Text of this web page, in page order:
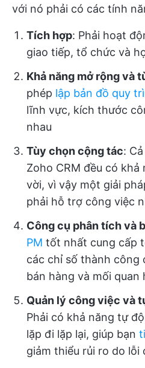
với nó phải có các tính
Tích hợp: Phải hoạt
giao tiếp, tổ chức và
Khả năng mở rộng và
phép lập bản đồ quy
lĩnh vực, kích thước
nhau
Tùy chọn cộng tác: Cả
Zoho CRM đều có
vời, vì vậy một giải
phải hỗ trợ công việc
Công cụ phân tích và
PM tốt nhất cung cấp
các chỉ số thành công
bán hàng và mối quan
Quản lý công việc và
Phải có khả năng tự
lặp đi lặp lại, giúp bạn
giảm thiểu rủi ro do lỗi